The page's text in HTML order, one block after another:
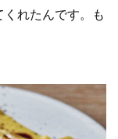
れたんです。も